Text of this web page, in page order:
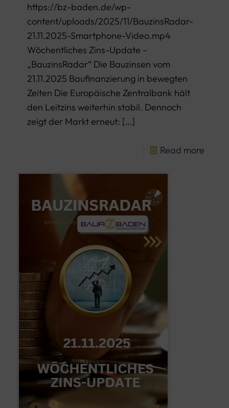
https://bz-baden.de/wp-
content/uploads/2025/11/BauzinsRadar-
21.11.2025-Smartphone-Video.mp4
Wöchentliches Zins-Update –
„BauzinsRadar“ Die Bauzinsen vom
21.11.2025 Baufinanzierung in bewegten
Zeiten Die Europäische Zentralbank hält
den Leitzins weiterhin stabil. Dennoch
zeigt der Markt erneut: […]
Read more